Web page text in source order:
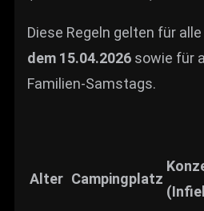
Diese Regeln gelten für
dem 15.04.2026 sowie für
Familien-Samstags.
Alter Campingplatz